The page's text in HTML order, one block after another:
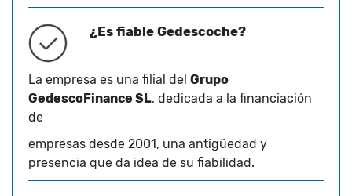
¿Es fiable Gedescoche?
La empresa es una filial del Grupo
GedescoFinance SL, dedicada a la financiación
de
empresas desde 2001, una antigüedad y
presencia que da idea de su fiabilidad.